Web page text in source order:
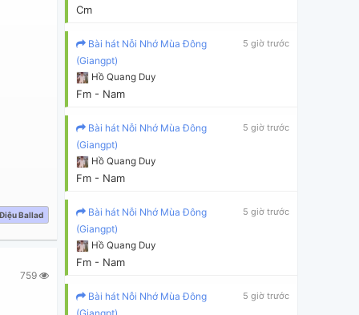
C C# Cm Cm7 D D/f# D7 E E/Ab E7
Điệu Ballad
759
Cm
5 giờ trước
Bài hát Nỗi Nhớ Mùa Đông
(Giangpt)
Hồ Quang Duy
Fm - Nam
5 giờ trước
Bài hát Nỗi Nhớ Mùa Đông
(Giangpt)
Hồ Quang Duy
Fm - Nam
5 giờ trước
Bài hát Nỗi Nhớ Mùa Đông
(Giangpt)
Hồ Quang Duy
Fm - Nam
5 giờ trước
Bài hát Nỗi Nhớ Mùa Đông